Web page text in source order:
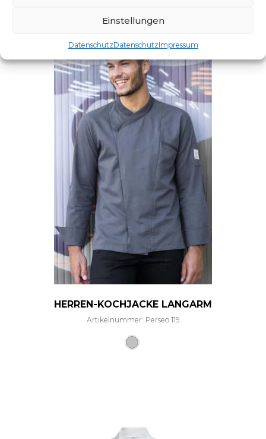
Einstellungen
DatenschutzDatenschutzImpressum
HERREN-KOCHJACKE LANGARM
Artikelnummer: Perseo 119